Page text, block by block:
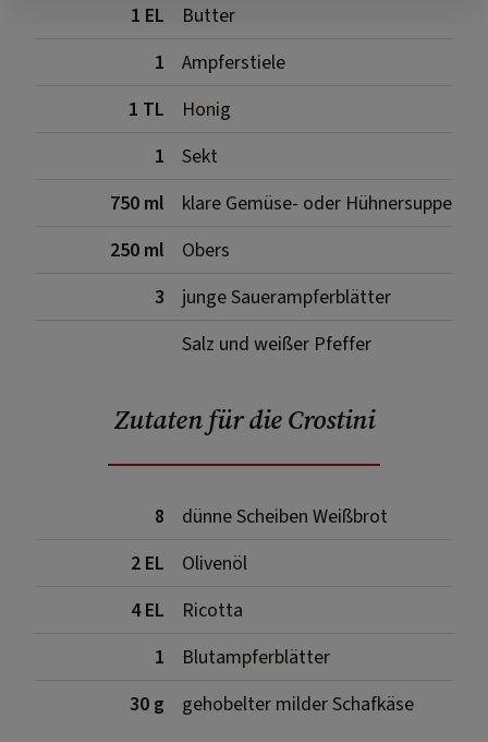
1 EL
Butter
1
Ampferstiele
1 TL
Honig
1
Sekt
750 ml
klare Gemüse- oder Hühnersuppe
250 ml
Obers
3
junge Sauerampferblätter
Salz und weißer Pfeffer
Zutaten für die Crostini
8
dünne Scheiben Weißbrot
2 EL
Olivenöl
4 EL
Ricotta
1
Blutampferblätter
30 g
gehobelter milder Schafkäse